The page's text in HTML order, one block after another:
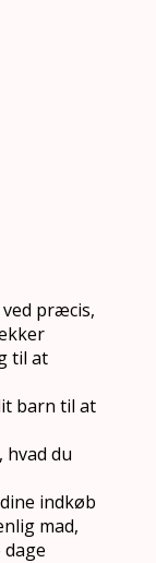
præcis,
til at
barn til at
du
indkøb
mad,